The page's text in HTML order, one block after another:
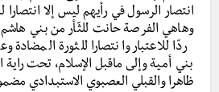
انتصار الرسول في رأيهم ليس إلا
وهاهي الفرصة حانت للثّأر من بني
ردّا للاعتبار وانتصارا للثورة
بني أمية وإلى ماقبل الإسلام، تحت راية
ظاهرا والقبلي العصبوي الاستبدادي